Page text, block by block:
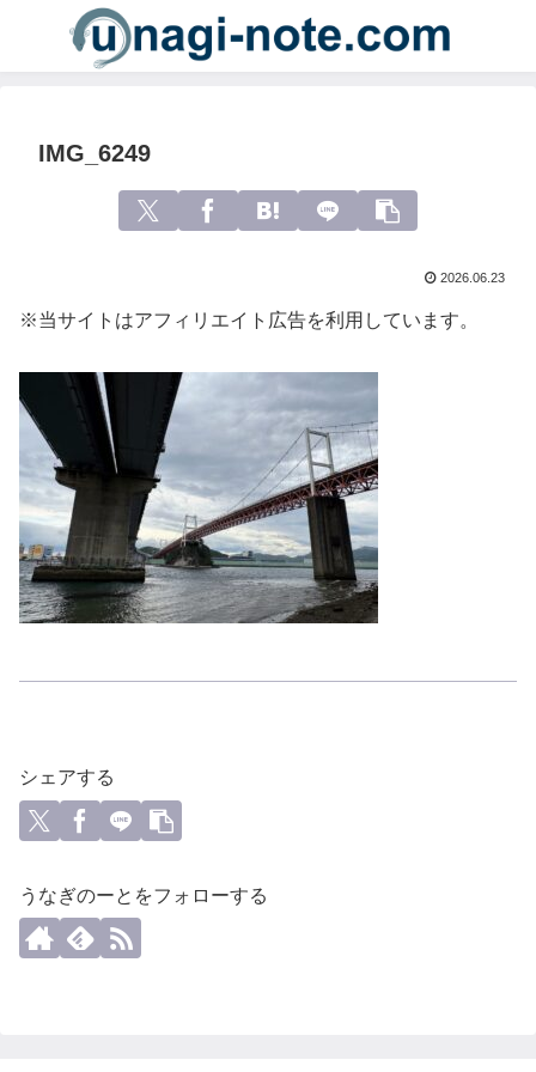
IMG_6249
2026.06.23
※当サイトはアフィリエイト広告を利用しています。
シェアする
うなぎのーとをフォローする